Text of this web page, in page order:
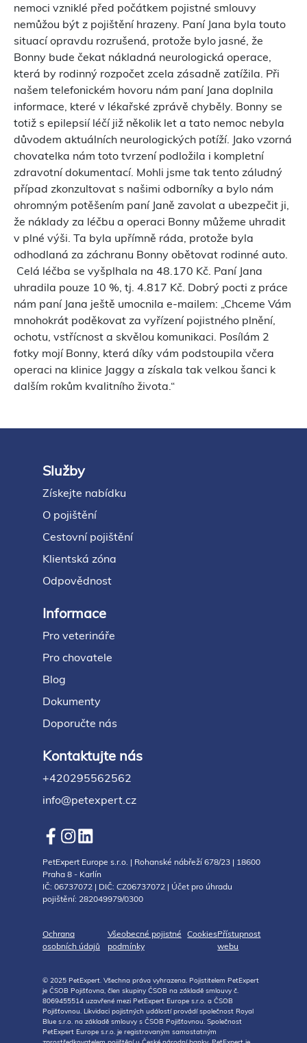
nemoci vzniklé před počátkem pojistné smlouvy
nemůžou být z pojištění hrazeny. Paní Jana byla touto
situací opravdu rozrušená, protože bylo jasné, že
Bonny bude čekat nákladná neurologická operace,
která by rodinný rozpočet zcela zásadně zatížila. Při
našem telefonickém hovoru nám paní Jana doplnila
informace, které v lékařské zprávě chyběly. Bonny se
totiž s epilepsií léčí již několik let a tato nemoc nebyla
důvodem aktuálních neurologických potíží. Jako vzorná
chovatelka nám toto tvrzení podložila i kompletní
zdravotní dokumentací. Mohli jsme tak tento záludný
případ zkonzultovat s našimi odborníky a bylo nám
ohromným potěšením paní Janě zavolat a ubezpečit ji,
že náklady za léčbu a operaci Bonny můžeme uhradit
v plné výši. Ta byla upřímně ráda, protože byla
odhodlaná za záchranu Bonny obětovat rodinné auto.
Celá léčba se vyšplhala na 48.170 Kč. Paní Jana
uhradila pouze 10 %, tj. 4.817 Kč. Dobrý pocti z práce
nám paní Jana ještě umocnila e-mailem: „Chceme Vám
mnohokrát poděkovat za vyřízení pojistného plnění,
ochotu, vstřícnost a skvělou komunikaci. Posílám 2
fotky mojí Bonny, která díky vám podstoupila včera
operaci na klinice Jaggy a získala tak velkou šanci k
dalším rokům kvalitního života.“
Footer
Služby
Získejte nabídku
O pojištění
Cestovní pojištění
Klientská zóna
Odpovědnost
Informace
Pro veterináře
Pro chovatele
Blog
Dokumenty
Doporučte nás
Kontaktujte nás
+420295562562
info@petexpert.cz
PetExpert Europe s.r.o. | Rohanské nábřeží 678/23 | 18600
Praha 8 - Karlín
IČ: 06737072 | DIČ: CZ06737072 | Účet pro úhradu
pojištění: 282049979/0300
Ochrana
osobních údajů
Všeobecné pojistné
podmínky
CookiesPřístupnost
webu
© 2025 PetExpert. Všechna práva vyhrazena. Pojistitelem PetExpert
je ČSOB Pojišťovna, člen skupiny ČSOB na základě smlouvy č.
8069455514 uzavřené mezi PetExpert Europe s.r.o. a ČSOB
Pojišťovnou. Likvidaci pojistných událostí provádí společnost Royal
Blue s.r.o. na základě smlouvy s ČSOB Pojišťovnou. Společnost
PetExpert Europe s.r.o. je registrovaným samostatným